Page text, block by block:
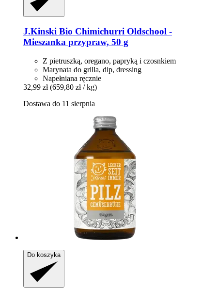
J.Kinski Bio Chimichurri Oldschool -​
Mieszanka przypraw, 50 g
Z pietruszką, oregano, papryką i czosnkiem
Marynata do grilla, dip, dressing
Napełniana ręcznie
32,99 zł (659,80 zł / kg)
Dostawa do 11 sierpnia
Do koszyka